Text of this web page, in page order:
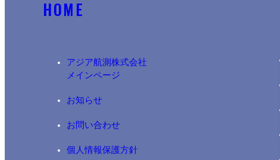
HOME
アジア航測株式会社​
メインページ
お知らせ
お問い合わせ
個人情報保護方針